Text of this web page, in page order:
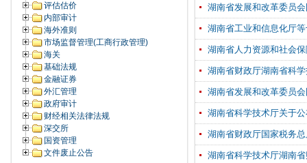
评估估价
内部审计
海外准则
市场监督管理(工商行政管理)
海关
基础法规
金融证券
外汇管理
政府审计
财经相关法律法规
深交所
国资管理
文件废止公告
湖南省发展和改革委员
湖南省工业和信息化厅
湖南省人力资源和社会
湖南省财政厅湖南省科
湖南省发展和改革委员
湖南省科学技术厅关于
湖南省财政厅国家税务
湖南省科学技术厅湖南